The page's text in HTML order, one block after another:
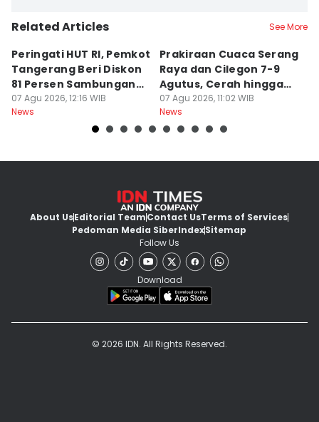
Related Articles See More
Peringati HUT RI, Pemkot
Tangerang Beri Diskon
81 Persen Sambungan
Air Bersih
07 Agu 2026, 12:16 WIB
News
Prakiraan Cuaca Serang
Raya dan Cilegon 7-9
Agutus, Cerah hingga
Berawan
07 Agu 2026, 11:02 WIB
News
About UsEditorial TeamContact UsTerms of Services
Pedoman Media SiberIndexSitemap
Follow Us
Download
© 2026 IDN. All Rights Reserved.